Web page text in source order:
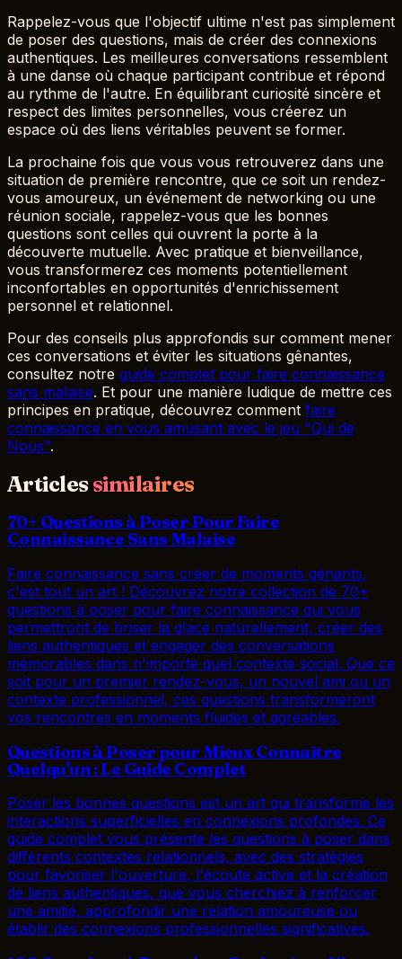
Rappelez-vous que l'objectif ultime n'est pas simplement
de poser des questions, mais de créer des connexions
authentiques. Les meilleures conversations ressemblent
à une danse où chaque participant contribue et répond
au rythme de l'autre. En équilibrant curiosité sincère et
respect des limites personnelles, vous créerez un
espace où des liens véritables peuvent se former.
La prochaine fois que vous vous retrouverez dans une
situation de première rencontre, que ce soit un rendez-
vous amoureux, un événement de networking ou une
réunion sociale, rappelez-vous que les bonnes
questions sont celles qui ouvrent la porte à la
découverte mutuelle. Avec pratique et bienveillance,
vous transformerez ces moments potentiellement
inconfortables en opportunités d'enrichissement
personnel et relationnel.
Pour des conseils plus approfondis sur comment mener
ces conversations et éviter les situations gênantes,
consultez notre guide complet pour faire connaissance
sans malaise. Et pour une manière ludique de mettre ces
principes en pratique, découvrez comment faire
connaissance en vous amusant avec le jeu "Qui de
Nous".
Articlessimilaires
70+ Questions à Poser Pour Faire
Connaissance Sans Malaise
Faire connaissance sans créer de moments gênants,
c'est tout un art ! Découvrez notre collection de 70+
questions à poser pour faire connaissance qui vous
permettront de briser la glace naturellement, créer des
liens authentiques et engager des conversations
mémorables dans n'importe quel contexte social. Que ce
soit pour un premier rendez-vous, un nouvel ami ou un
contexte professionnel, ces questions transformeront
vos rencontres en moments fluides et agréables.
Questions à Poser pour Mieux Connaître
Quelqu'un : Le Guide Complet
Poser les bonnes questions est un art qui transforme les
interactions superficielles en connexions profondes. Ce
guide complet vous présente les questions à poser dans
différents contextes relationnels, avec des stratégies
pour favoriser l'ouverture, l'écoute active et la création
de liens authentiques, que vous cherchiez à renforcer
une amitié, approfondir une relation amoureuse ou
établir des connexions professionnelles significatives.